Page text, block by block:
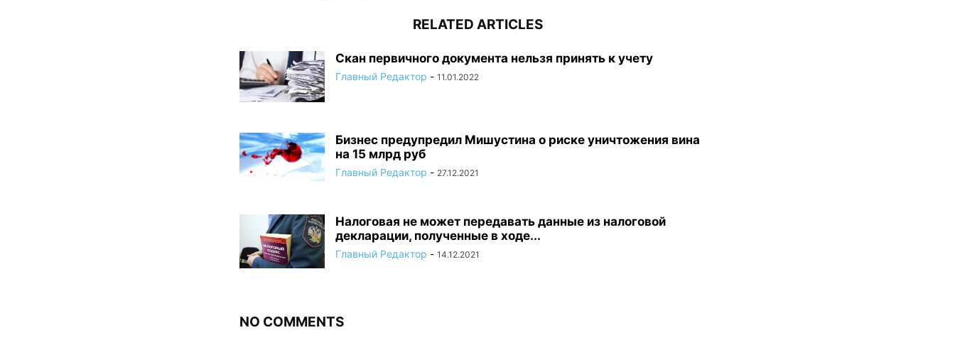
RELATED ARTICLES
Скан первичного документа нельзя принять к учету
Главный Редактор - 11.01.2022
Бизнес предупредил Мишустина о риске уничтожения вина
на 15 млрд руб
Главный Редактор - 27.12.2021
Налоговая не может передавать данные из налоговой
декларации, полученные в ходе...
Главный Редактор - 14.12.2021
NO COMMENTS